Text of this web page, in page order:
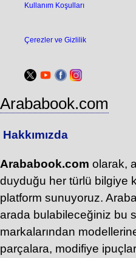
Kullanım Koşulları
Çerezler ve Gizlilik
Arababook.com
Hakkımızda
Arababook.com olarak,
duyduğu her türlü bilgiye
platform sunuyoruz.
arada bulabileceğiniz bu
markalarından
parçalara, modifiye